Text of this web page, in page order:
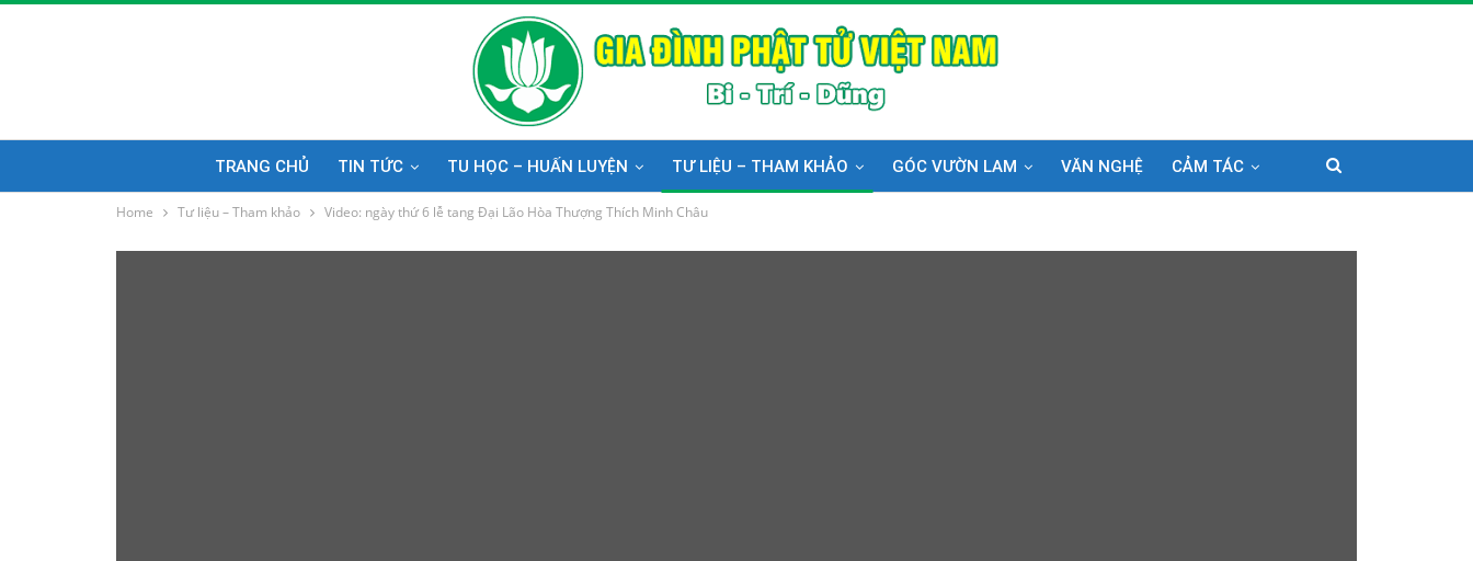
TRANG CHỦ TIN TỨC TU HỌC – HUẤN LUYỆN TƯ LIỆU – THAM KHẢO GÓC VƯỜN LAM VĂN NGHỆ CẢM TÁC
Home Tư liệu – Tham khảo Video: ngày thứ 6 lễ tang Đại Lão Hòa Thượng Thích Minh Châu